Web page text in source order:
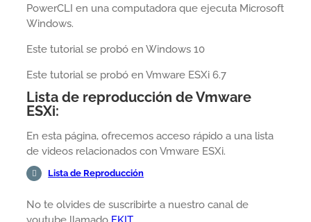
PowerCLI en una computadora que ejecuta Microsoft
Windows.
Este tutorial se probó en Windows 10
Este tutorial se probó en Vmware ESXi 6.7
Lista de reproducción de Vmware
ESXi:
En esta página, ofrecemos acceso rápido a una lista
de videos relacionados con Vmware ESXi.
Lista de Reproducción
No te olvides de suscribirte a nuestro canal de